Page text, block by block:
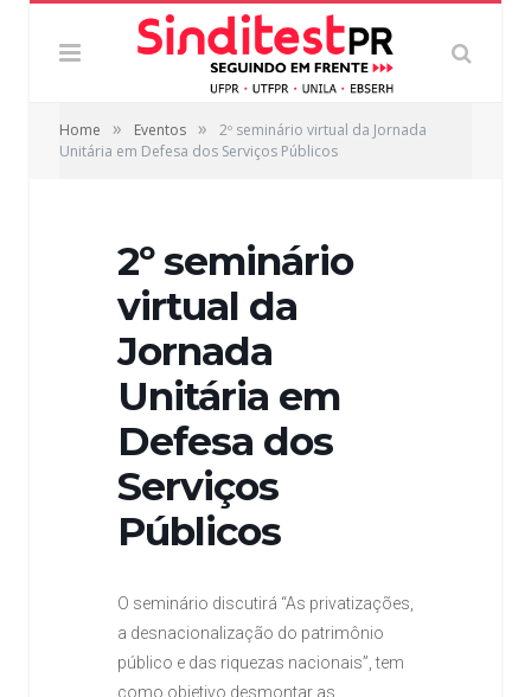
Home » Eventos »
2º seminário virtual da Jornada
Unitária em Defesa dos Serviços Públicos
2º seminário
virtual da
Jornada
Unitária em
Defesa dos
Serviços
Públicos
O seminário discutirá “As privatizações,
a desnacionalização do patrimônio
público e das riquezas nacionais”, tem
como objetivo desmontar as